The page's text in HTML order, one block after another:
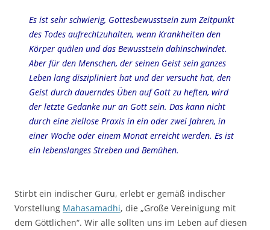
Es ist sehr schwierig, Gottesbewusstsein zum Zeitpunkt
des Todes aufrechtzuhalten, wenn Krankheiten den
Körper quälen und das Bewusstsein dahinschwindet.
Aber für den Menschen, der seinen Geist sein ganzes
Leben lang diszipliniert hat und der versucht hat, den
Geist durch dauerndes Üben auf Gott zu heften, wird
der letzte Gedanke nur an Gott sein. Das kann nicht
durch eine ziellose Praxis in ein oder zwei Jahren, in
einer Woche oder einem Monat erreicht werden. Es ist
ein lebenslanges Streben und Bemühen.
Stirbt ein indischer Guru, erlebt er gemäß indischer
Vorstellung Mahasamadhi, die „Große Vereinigung mit
dem Göttlichen“. Wir alle sollten uns im Leben auf diesen